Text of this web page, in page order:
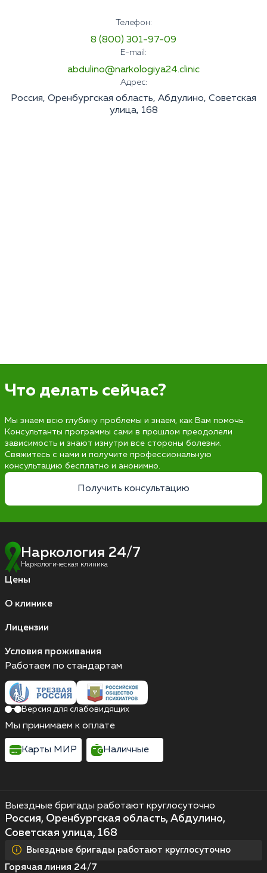
Телефон:
8 (800) 301-97-09
E-mail:
abdulino@narkologiya24.clinic
Адрес:
Россия, Оренбургская область, Абдулино, Советская
улица, 168
Что делать сейчас?
Мы знаем всю глубину проблемы и знаем, как Вам помочь.
Консультанты программы сами в прошлом преодолели
зависимость и знают изнутри все стороны болезни.
Свяжитесь с нами и получите профессиональную
консультацию бесплатно и анонимно.
Получить консультацию
Наркология 24/7
Наркологическая клиника
Цены
О клинике
Лицензии
Условия проживания
Выездные бригады работают круглосуточно
Россия, Оренбургская область, Абдулино,
Советская улица, 168
Выездные бригады работают круглосуточно
Горячая линия 24/7
Работаем по стандартам
Версия для слабовидящих
Мы принимаем к оплате
Карты МИР Наличные